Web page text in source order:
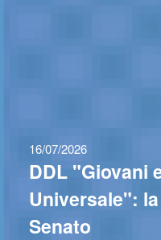
16/07/2026
DDL "Giovani
Universale":
Senato